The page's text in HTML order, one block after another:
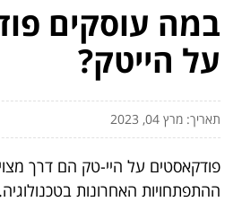
במה עוסקים
על הייטק?
תאריך: מרץ 04, 2023
פודקאסטים על היי-טק הם דרך
ההתפתחויות האחרונות